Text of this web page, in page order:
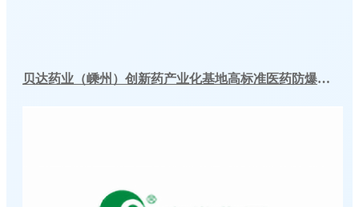
贝达药业（嵊州）创新药产业化基地高标准医药防爆冷库建造工程案例